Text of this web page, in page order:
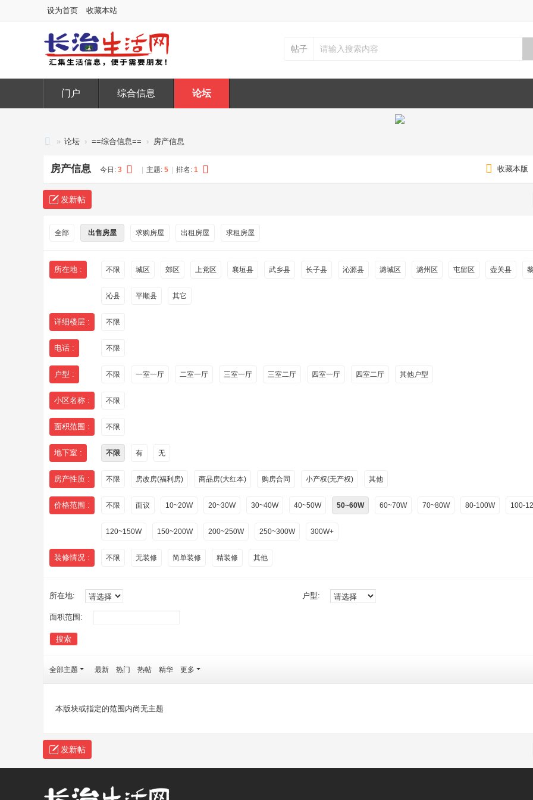
设为首页 收藏本站
帖子
门户 综合信息 论坛
治
生
活
» 论坛 › ==综合信息== › 房产信息
收藏本版
房产信息 今日: 3 主题: 5 排名: 1
发新帖
全部 出售房屋 求购房屋 出租房屋 求租房屋
所在地 : 不限 城区 郊区 上党区 襄垣县 武乡县 长子县 沁源县 潞城区 潞州区 屯留区 壶关县
沁县 平顺县 其它
详细楼层 : 不限
电话 : 不限
户型 : 不限 一室一厅 二室一厅 三室一厅 三室二厅 四室一厅 四室二厅 其他户型
小区名称 : 不限
面积范围 : 不限
地下室 : 不限 有 无
房产性质 : 不限 房改房(福利房) 商品房(大红本) 购房合同 小产权(无产权) 其他
价格范围 : 不限 面议 10~20W 20~30W 30~40W 40~50W 50~60W 60~70W 70~80W 80-100W 100-
120~150W 150~200W 200~250W 250~300W 300W+
装修情况 : 不限 无装修 简单装修 精装修 其他
所在地: 户型:
面积范围:
搜索
全部主题 最新 热门 热帖 精华 更多
本版块或指定的范围内尚无主题
发新帖